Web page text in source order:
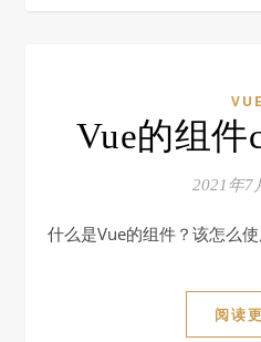
VUE
Vue的组件
2021年7
什么是Vue的组件？该怎么
阅读